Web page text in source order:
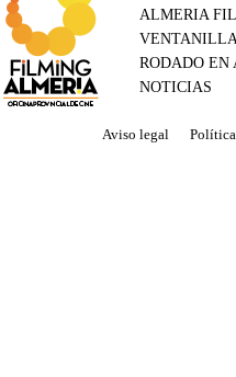
ALMERIA
RODADO EN
NOTICIAS
Aviso legal